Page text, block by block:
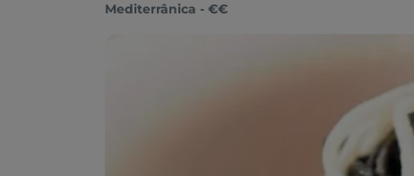
Mediterrânica - €€